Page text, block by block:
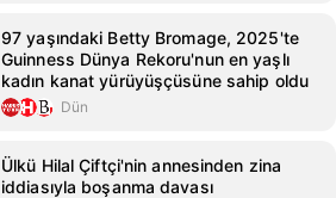
97 yaşındaki Betty Bromage, 2025'te
Guinness Dünya Rekoru'nun en yaşlı
kadın kanat yürüyüşçüsüne sahip oldu
Dün
Ülkü Hilal Çiftçi'nin annesinden zina
iddiasıyla boşanma davası